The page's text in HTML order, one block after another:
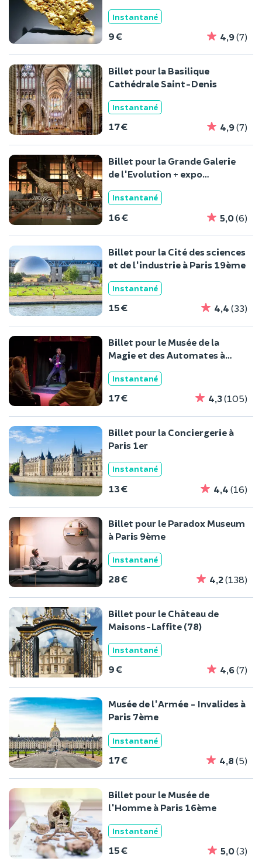
Instantané
9 € 4,9(7)
Billet pour la Basilique
Cathédrale Saint-Denis
Instantané
17 € 4,9(7)
Billet pour la Grande Galerie
de l'Evolution + expo
Instantané
16 € 5,0(6)
Billet pour la Cité des sciences
et de l'industrie à Paris 19ème
Instantané
15 € 4,4 (33)
Billet pour le Musée de la
Magie et des Automates à
Instantané
17 € 4,3(105)
Billet pour la Conciergerie à
Paris 1er
Instantané
13 € 4,4 (16)
Billet pour le Paradox Museum
à Paris 9ème
Instantané
28 € 4,2(138)
Billet pour le Château de
Maisons-Laffite (78)
Instantané
9 € 4,6(7)
Musée de l'Armée - Invalides à
Paris 7ème
Instantané
17 € 4,8 (5)
Billet pour le Musée de
l'Homme à Paris 16ème
Instantané
15 € 5,0(3)